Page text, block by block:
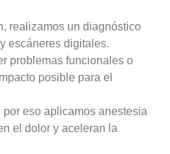
realizamos un diagnóstico
escáneres digitales.
problemas funcionales o
posible para el
eso aplicamos anestesia
el dolor y aceleran la